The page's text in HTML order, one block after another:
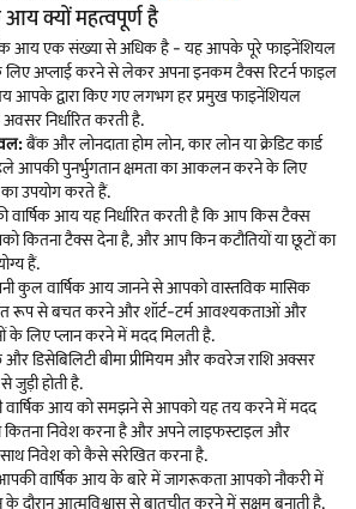
आय क्यों महत्वपूर्ण है
आय एक संख्या से अधिक है - यह आपके पूरे फाइनेंशियल
लिए अप्लाई करने से लेकर अपना इनकम टैक्स रिटर्न फाइल
आपके द्वारा किए गए लगभग हर प्रमुख फाइनेंशियल
निर्धारित करती है.
बैंक और लोनदाता होम लोन, कार लोन या क्रेडिट कार्ड
आपकी पुनर्भुगतान क्षमता का आकलन करने के लिए
उपयोग करते हैं.
वार्षिक आय यह निर्धारित करती है कि आप किस टैक्स
कितना टैक्स देना है, और आप किन कटौतियों या छूटों का
हैं.
कुल वार्षिक आय जानने से आपको वास्तविक मासिक
रूप से बचत करने और शॉर्ट-टर्म आवश्यकताओं और
के लिए प्लान करने में मदद मिलती है.
डिसेबिलिटी बीमा प्रीमियम और कवरेज राशि अक्सर
जुड़ी होती है.
वार्षिक आय को समझने से आपको यह तय करने में मदद
निवेश करना है और अपने लाइफस्टाइल और
साथ निवेश को कैसे संरेखित करना है.
वार्षिक आय के बारे में जागरूकता आपको नौकरी में
दौरान आत्मविश्वास से बातचीत करने में सक्षम बनाती है.